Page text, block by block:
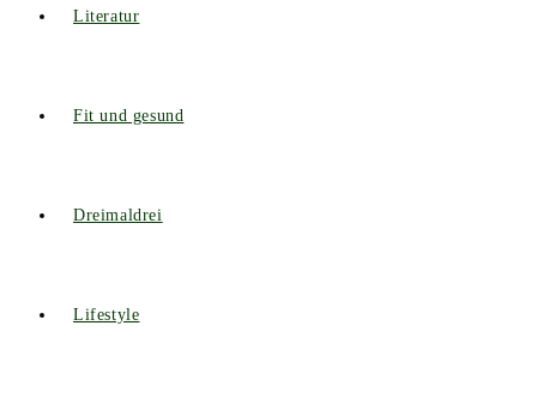
Literatur
Fit und gesund
Dreimaldrei
Lifestyle